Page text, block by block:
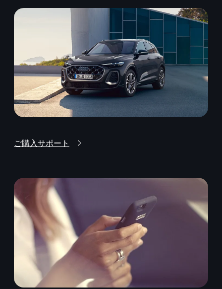
ご購入サポート